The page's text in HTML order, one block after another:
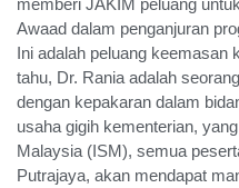
Awaad dalam penganjuran
Ini adalah peluang keemasan
tahu, Dr. Rania adalah
dengan kepakaran dalam
usaha gigih kementerian,
Malaysia (ISM), semua
Putrajaya, akan mendapat